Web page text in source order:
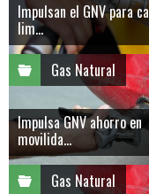
Impulsan el GNV para
lim...
Gas Natural
Impulsa GNV ahorro en
movilida...
Gas Natural